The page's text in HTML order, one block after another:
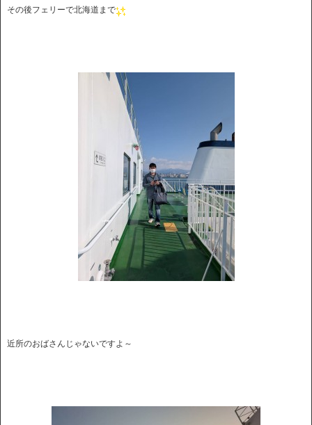
その後フェリーで北海道まで
近所のおばさんじゃないですよ～